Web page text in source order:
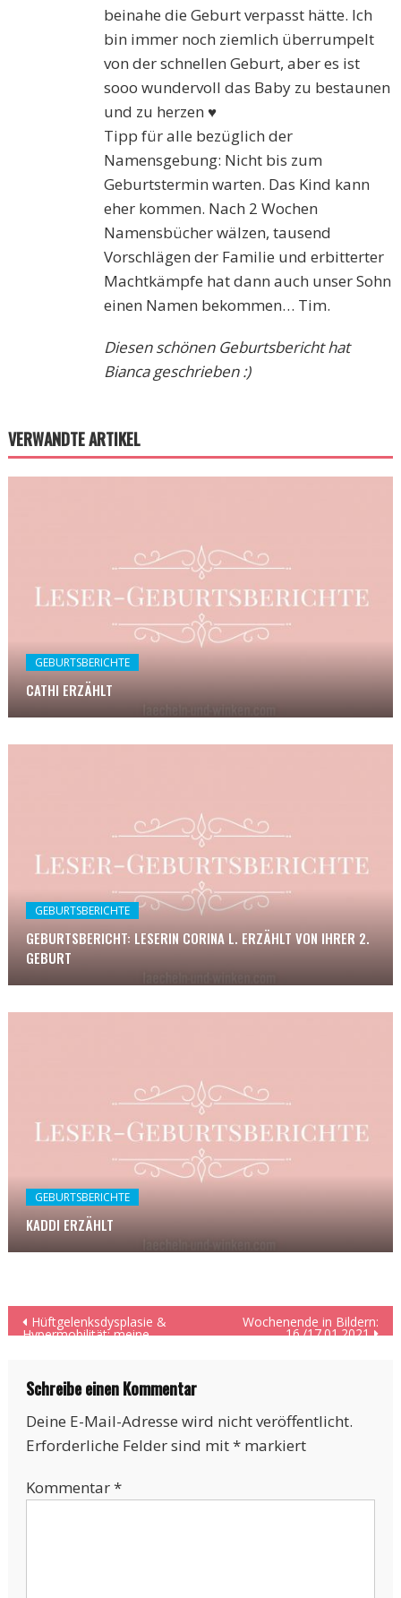
beinahe die Geburt verpasst hätte. Ich
bin immer noch ziemlich überrumpelt
von der schnellen Geburt, aber es ist
sooo wundervoll das Baby zu bestaunen
und zu herzen ♥️
Tipp für alle bezüglich der
Namensgebung: Nicht bis zum
Geburtstermin warten. Das Kind kann
eher kommen. Nach 2 Wochen
Namensbücher wälzen, tausend
Vorschlägen der Familie und erbitterter
Machtkämpfe hat dann auch unser Sohn
einen Namen bekommen… Tim.
Diesen schönen Geburtsbericht hat
Bianca geschrieben :)
VERWANDTE ARTIKEL
GEBURTSBERICHTE
CATHI ERZÄHLT
GEBURTSBERICHTE
GEBURTSBERICHT: LESERIN CORINA L. ERZÄHLT VON IHRER 2.
GEBURT
GEBURTSBERICHTE
KADDI ERZÄHLT
Beitragsnavigation
Hüftgelenksdysplasie &
Hypermobilität: meine
Wochenende in Bildern:
16./17.01.2021
Schreibe einen Kommentar
Deine E-Mail-Adresse wird nicht veröffentlicht.
Erforderliche Felder sind mit*markiert
Kommentar*